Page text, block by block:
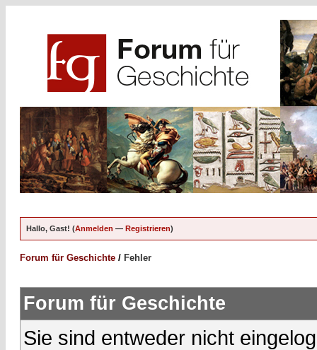
Hallo, Gast! (Anmelden — Registrieren)
Forum für Geschichte / Fehler
Forum für Geschichte
Sie sind entweder nicht